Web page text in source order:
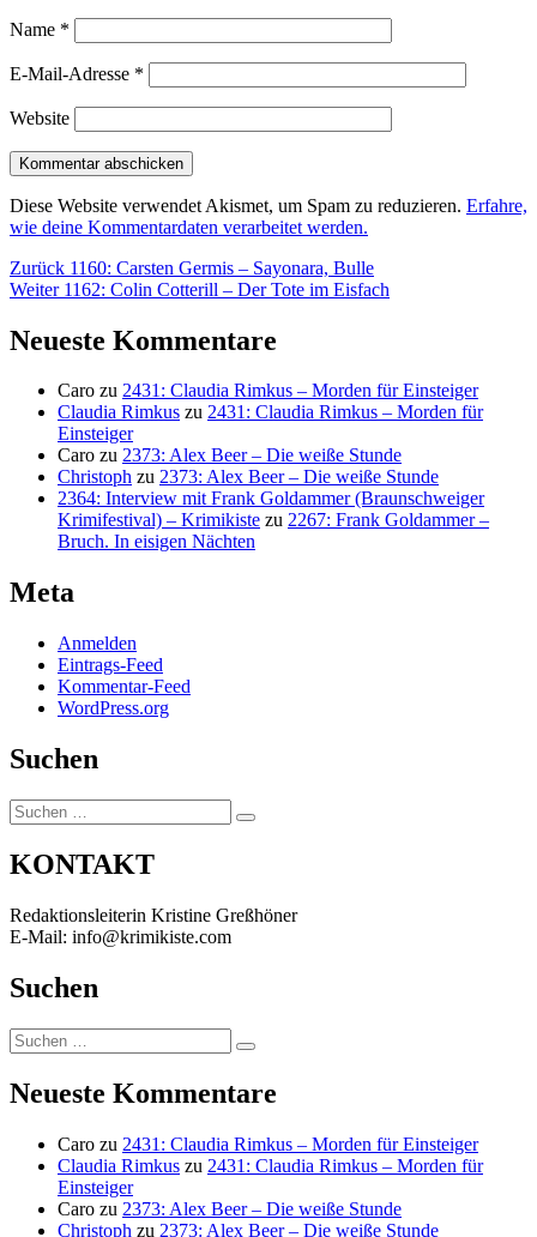
Name *
E-Mail-Adresse *
Website
Diese Website verwendet Akismet, um Spam zu reduzieren. Erfahre,
wie deine Kommentardaten verarbeitet werden.
Beitragsnavigation
Zurück Vorheriger
Beitrag:
1160: Carsten Germis – Sayonara, Bulle
Weiter Nächster
1162: Colin Cotterill – Der Tote im Eisfach
Neueste Kommentare
Caro zu 2431: Claudia Rimkus – Morden für Einsteiger
Claudia Rimkus zu 2431: Claudia Rimkus – Morden für
Einsteiger
Caro zu 2373: Alex Beer – Die weiße Stunde
Christoph zu 2373: Alex Beer – Die weiße Stunde
2364: Interview mit Frank Goldammer (Braunschweiger
Krimifestival) – Krimikiste zu 2267: Frank Goldammer –
Bruch. In eisigen Nächten
Meta
Anmelden
Eintrags-Feed
Kommentar-Feed
WordPress.org
Suchen
Suchen
nach:
Suchen
KONTAKT
Redaktionsleiterin Kristine Greßhöner
E-Mail: info@krimikiste.com
Suchen
Suchen
nach:
Suchen
Neueste Kommentare
Caro zu 2431: Claudia Rimkus – Morden für Einsteiger
Claudia Rimkus zu 2431: Claudia Rimkus – Morden für
Einsteiger
Caro zu 2373: Alex Beer – Die weiße Stunde
Christoph zu 2373: Alex Beer – Die weiße Stunde